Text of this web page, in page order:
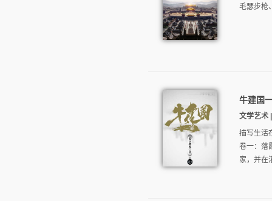
毛瑟步枪
牛建国
文学艺术
描写生活
卷一：落
家，并在